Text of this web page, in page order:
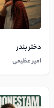
دختر بندر
امیر عظیمی